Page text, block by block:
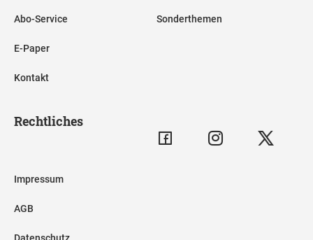
Abo-Service
E-Paper
Kontakt
Sonderthemen
Rechtliches
Impressum
AGB